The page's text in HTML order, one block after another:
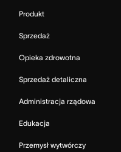
Produkt
Sprzedaż
Opieka zdrowotna
Sprzedaż detaliczna
Administracja rządowa
Edukacja
Przemysł wytwórczy